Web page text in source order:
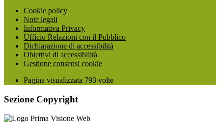
Cookie policy
Note legali
Informativa Privacy
Ufficio Relazioni con il Pubblico
Dichiarazione di accessibilità
Obiettivi di accessibilità
Gestione consensi cookie
Pagina visualizzata 793 volte
Sezione Copyright